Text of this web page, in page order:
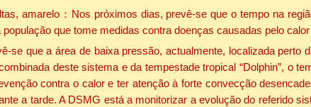
amarelo：Nos próximos dias, prevê-se que o tempo na
que tome medidas contra doenças causadas pelo
se que a área de baixa pressão, actualmente, localizada
deste sistema e da tempestade tropical “Dolphin”, o
contra o calor e ter atenção à forte convecção
a tarde. A DSMG está a monitorizar a evolução do referido